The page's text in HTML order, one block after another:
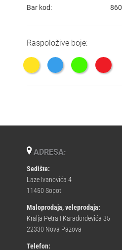
Bar kod:
Raspoložive boje:
ADRESA:
Sedište:
Laze Ivanovića 4
11450 Sopot
Maloprodaja, veleprodaja:
Kralja Petra I Karađorđevića 35
22330 Nova Pazova
Telefon: